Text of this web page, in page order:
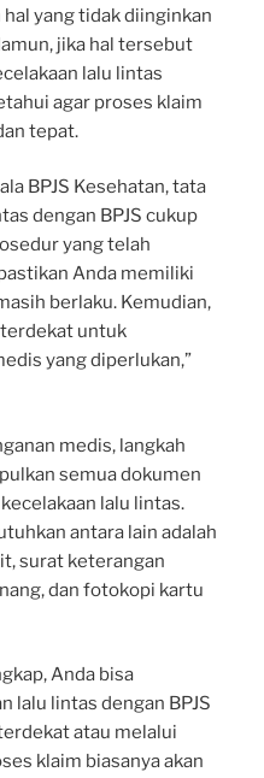
yang tidak diinginkan
jika hal tersebut
lalu lintas
agar proses klaim
tepat.
BPJS Kesehatan, tata
dengan BPJS cukup
yang telah
Anda memiliki
berlaku. Kemudian,
untuk
yang diperlukan,”
medis, langkah
semua dokumen
lalu lintas.
antara lain adalah
surat keterangan
dan fotokopi kartu
Anda bisa
lalu lintas dengan BPJS
atau melalui
klaim biasanya akan